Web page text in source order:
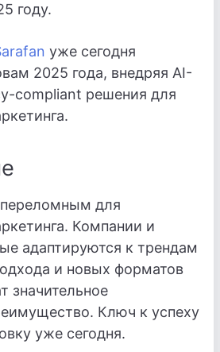
году.
уже сегодня
2025 года, внедряя AI-
compliant решения для
переломным для
Компании и
адаптируются к трендам
и новых форматов
значительное
Ключ к успеху
уже сегодня.